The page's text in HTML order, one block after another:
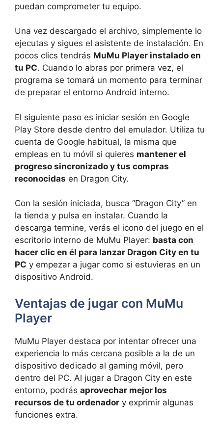
puedan comprometer tu equipo.
Una vez descargado el archivo, simplemente lo
ejecutas y sigues el asistente de instalación. En
pocos clics tendrás MuMu Player instalado en
tu PC. Cuando lo abras por primera vez, el
programa se tomará un momento para terminar
de preparar el entorno Android interno.
El siguiente paso es iniciar sesión en Google
Play Store desde dentro del emulador. Utiliza tu
cuenta de Google habitual, la misma que
empleas en tu móvil si quieres mantener el
progreso sincronizado y tus compras
reconocidas en Dragon City.
Con la sesión iniciada, busca “Dragon City” en
la tienda y pulsa en instalar. Cuando la
descarga termine, verás el icono del juego en el
escritorio interno de MuMu Player: basta con
hacer clic en él para lanzar Dragon City en tu
PC y empezar a jugar como si estuvieras en un
dispositivo Android.
Ventajas de jugar con MuMu
Player
MuMu Player destaca por intentar ofrecer una
experiencia lo más cercana posible a la de un
dispositivo dedicado al gaming móvil, pero
dentro del PC. Al jugar a Dragon City en este
entorno, podrás aprovechar mejor los
recursos de tu ordenador y exprimir algunas
funciones extra.